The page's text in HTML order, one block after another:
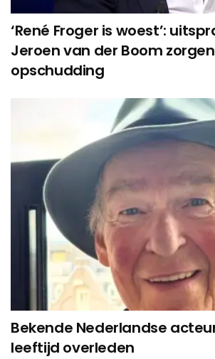
‘René Froger is woest’:
Jeroen van der Boom
opschudding
Bekende Nederlandse
leeftijd overleden